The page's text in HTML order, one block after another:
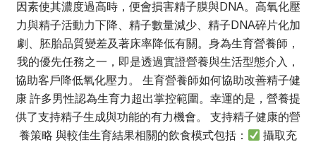
因素使其濃度過高時，便會損害精子膜與DNA。高氧化壓
力與精子活動力下降、精子數量減少、精子DNA碎片化加
劇、胚胎品質變差及著床率降低有關。身為生育營養師，
我的優先任務之一，即是透過實證營養與生活型態介入，
協助客戶降低氧化壓力。 生育營養師如何協助改善精子健
康 許多男性認為生育力超出掌控範圍。幸運的是，營養提
供了支持精子生成與功能的有力機會。 支持精子健康的營
養策略 與較佳生育結果相關的飲食模式包括：
攝取充